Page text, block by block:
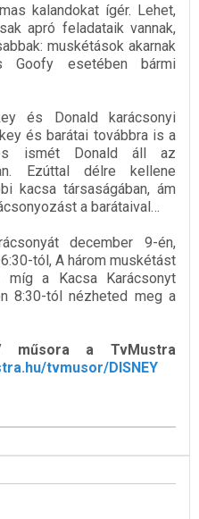
kalandokat ígér. Lehet,
apró feladataik vannak,
muskétások akarnak
Goofy esetében bármi
és Donald karácsonyi
és barátai továbbra is a
és ismét Donald áll az
Ezúttal délre kellene
kacsa társaságában, ám
a barátaival…
december 9-én,
tól, A három muskétást
míg a Kacsa Karácsonyt
8:30-tól nézheted meg a
műsora a TvMustra
tvmusor/DISNEY